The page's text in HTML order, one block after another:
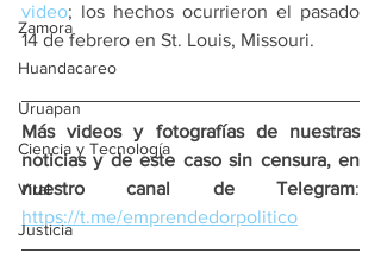
Zamora
Huandacareo
Uruapan
Ciencia y Tecnología
Viral
Justicia
video; los hechos ocurrieron el pasado
14 de febrero en St. Louis, Missouri.
Más videos y fotografías de nuestras
noticias y de este caso sin censura, en
nuestro canal de Telegram
https://t.me/emprendedorpolitico